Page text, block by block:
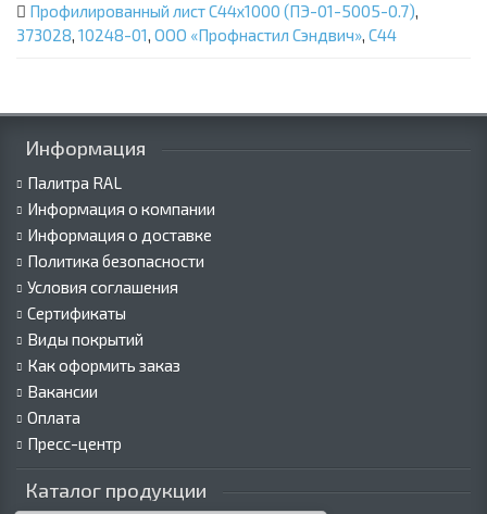
Профилированный лист С44х1000 (ПЭ-01-5005-0.7),
373028, 10248-01, ООО «Профнастил Сэндвич», С44
Информация
Палитра RAL
Информация о компании
Информация о доставке
Политика безопасности
Условия соглашения
Сертификаты
Виды покрытий
Как оформить заказ
Вакансии
Оплата
Пресс-центр
Каталог продукции